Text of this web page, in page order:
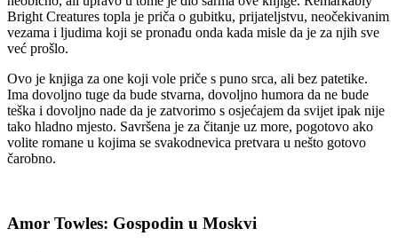
Bright Creatures topla je priča o gubitku, prijateljstvu, neočekivanim
vezama i ljudima koji se pronađu onda kada misle da je za njih sve
već prošlo.
Ovo je knjiga za one koji vole priče s puno srca, ali bez patetike.
Ima dovoljno tuge da bude stvarna, dovoljno humora da ne bude
teška i dovoljno nade da je zatvorimo s osjećajem da svijet ipak nije
tako hladno mjesto. Savršena je za čitanje uz more, pogotovo ako
volite romane u kojima se svakodnevica pretvara u nešto gotovo
čarobno.
Amor Towles: Gospodin u Moskvi